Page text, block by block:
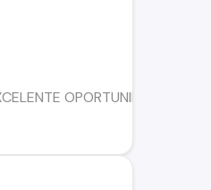
OPORTUNIDAD